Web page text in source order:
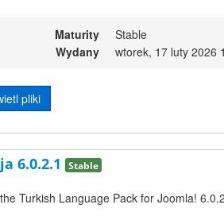
Maturity
Stable
Wydany
wtorek, 17 luty 2026
pliki
6.0.2.1 Stable
Turkish Language Pack for Joomla! 6.0.2